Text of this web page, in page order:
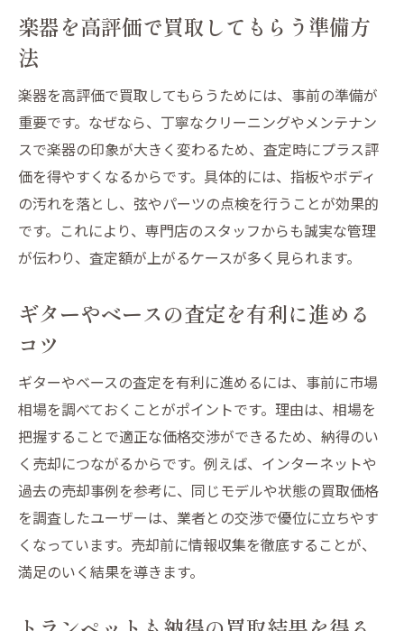
楽器を高評価で買取してもらう準備方
法
楽器を高評価で買取してもらうためには、事前の準備が
重要です。なぜなら、丁寧なクリーニングやメンテナン
スで楽器の印象が大きく変わるため、査定時にプラス評
価を得やすくなるからです。具体的には、指板やボディ
の汚れを落とし、弦やパーツの点検を行うことが効果的
です。これにより、専門店のスタッフからも誠実な管理
が伝わり、査定額が上がるケースが多く見られます。
ギターやベースの査定を有利に進める
コツ
ギターやベースの査定を有利に進めるには、事前に市場
相場を調べておくことがポイントです。理由は、相場を
把握することで適正な価格交渉ができるため、納得のい
く売却につながるからです。例えば、インターネットや
過去の売却事例を参考に、同じモデルや状態の買取価格
を調査したユーザーは、業者との交渉で優位に立ちやす
くなっています。売却前に情報収集を徹底することが、
満足のいく結果を導きます。